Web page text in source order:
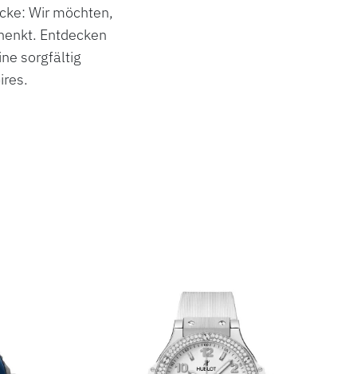
Wir möchten,
Entdecken
sorgfältig